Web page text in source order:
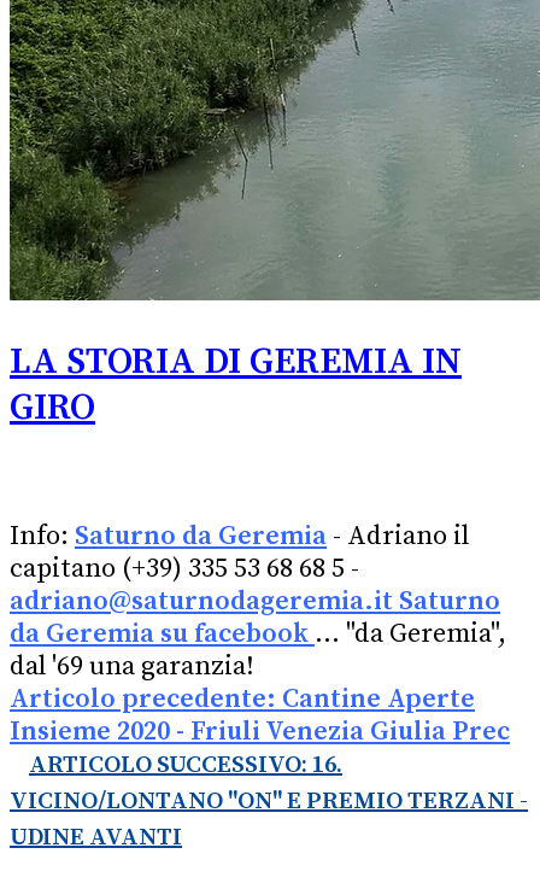
​​LA STORIA DI GEREMIA IN
GIRO
Info: Saturno da Geremia - Adriano il
capitano (+39) 335 53 68 68 5 -
adriano@saturnodageremia.it Saturno
da Geremia su facebook ... "da Geremia",
dal '69 una garanzia!
Articolo precedente: Cantine Aperte
Insieme 2020 - Friuli Venezia Giulia Prec
ARTICOLO SUCCESSIVO: 16.
VICINO/LONTANO "ON" E PREMIO TERZANI -
UDINE AVANTI